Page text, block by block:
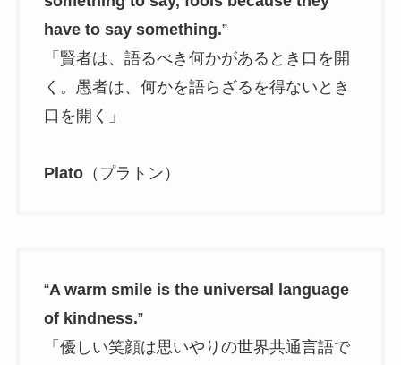
have to say something.”
「賢者は、語るべき何かがあるとき口を開
く。愚者は、何かを語らざるを得ないとき
口を開く」
Plato（プラトン）
“A warm smile is the universal language
of kindness.”
「優しい笑顔は思いやりの世界共通言語で